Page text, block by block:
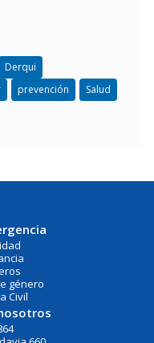
Derqui
prevención
Salud
género
Civil